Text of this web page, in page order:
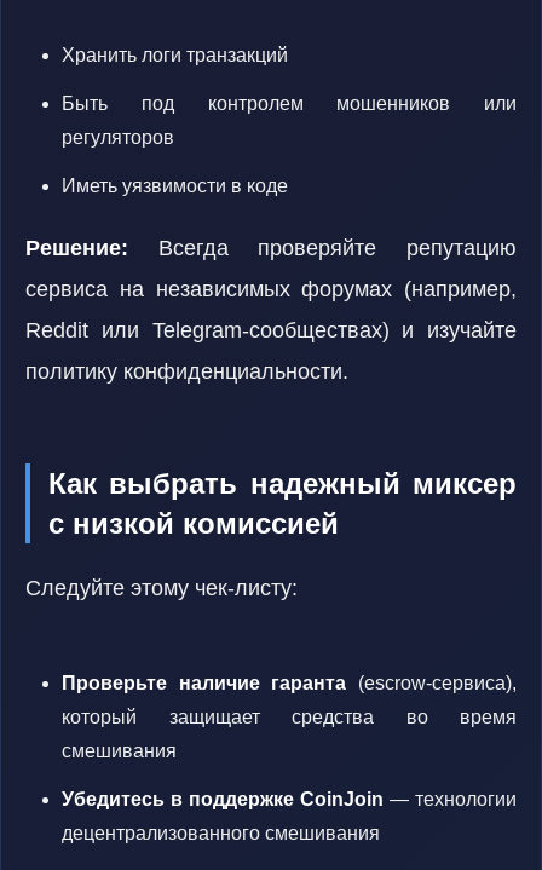
Хранить логи транзакций
Быть под контролем мошенников или
регуляторов
Иметь уязвимости в коде
Решение: Всегда проверяйте репутацию
сервиса на независимых форумах (например,
Reddit или Telegram-сообществах) и изучайте
политику конфиденциальности.
Как выбрать надежный миксер
с низкой комиссией
Следуйте этому чек-листу:
Проверьте наличие гаранта (escrow-сервиса),
который защищает средства во время
смешивания
Убедитесь в поддержке CoinJoin — технологии
децентрализованного смешивания